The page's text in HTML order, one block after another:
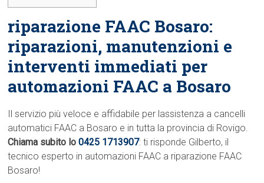
riparazione FAAC Bosaro:
riparazioni, manutenzioni e
interventi immediati per
automazioni FAAC a Bosaro
Il servizio più veloce e affidabile per lassistenza a cancelli
automatici FAAC a Bosaro e in tutta la provincia di Rovigo.
Chiama subito lo0425 1713907: ti risponde Gilberto, il
tecnico esperto in automazioni FAAC a riparazione FAAC
Bosaro!